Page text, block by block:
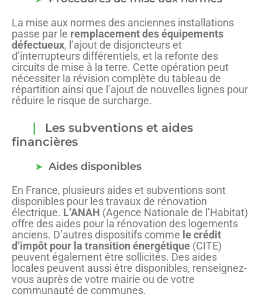
La mise aux normes des anciennes installations
passe par le remplacement des équipements
défectueux, l’ajout de disjoncteurs et
d’interrupteurs différentiels, et la refonte des
circuits de mise à la terre. Cette opération peut
nécessiter la révision complète du tableau de
répartition ainsi que l’ajout de nouvelles lignes pour
réduire le risque de surcharge.
Les subventions et aides
financières
Aides disponibles
En France, plusieurs aides et subventions sont
disponibles pour les travaux de rénovation
électrique. L’ANAH (Agence Nationale de l’Habitat)
offre des aides pour la rénovation des logements
anciens. D’autres dispositifs comme le crédit
d’impôt pour la transition énergétique (CITE)
peuvent également être sollicités. Des aides
locales peuvent aussi être disponibles, renseignez-
vous auprès de votre mairie ou de votre
communauté de communes.